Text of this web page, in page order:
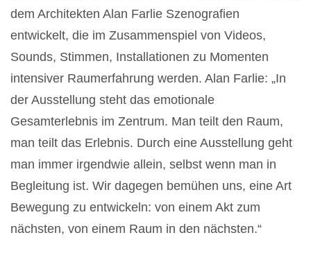
dem Architekten Alan Farlie Szenografien
entwickelt, die im Zusammenspiel von Videos,
Sounds, Stimmen, Installationen zu Momenten
intensiver Raumerfahrung werden. Alan Farlie: „In
der Ausstellung steht das emotionale
Gesamterlebnis im Zentrum. Man teilt den Raum,
man teilt das Erlebnis. Durch eine Ausstellung geht
man immer irgendwie allein, selbst wenn man in
Begleitung ist. Wir dagegen bemühen uns, eine Art
Bewegung zu entwickeln: von einem Akt zum
nächsten, von einem Raum in den nächsten.“